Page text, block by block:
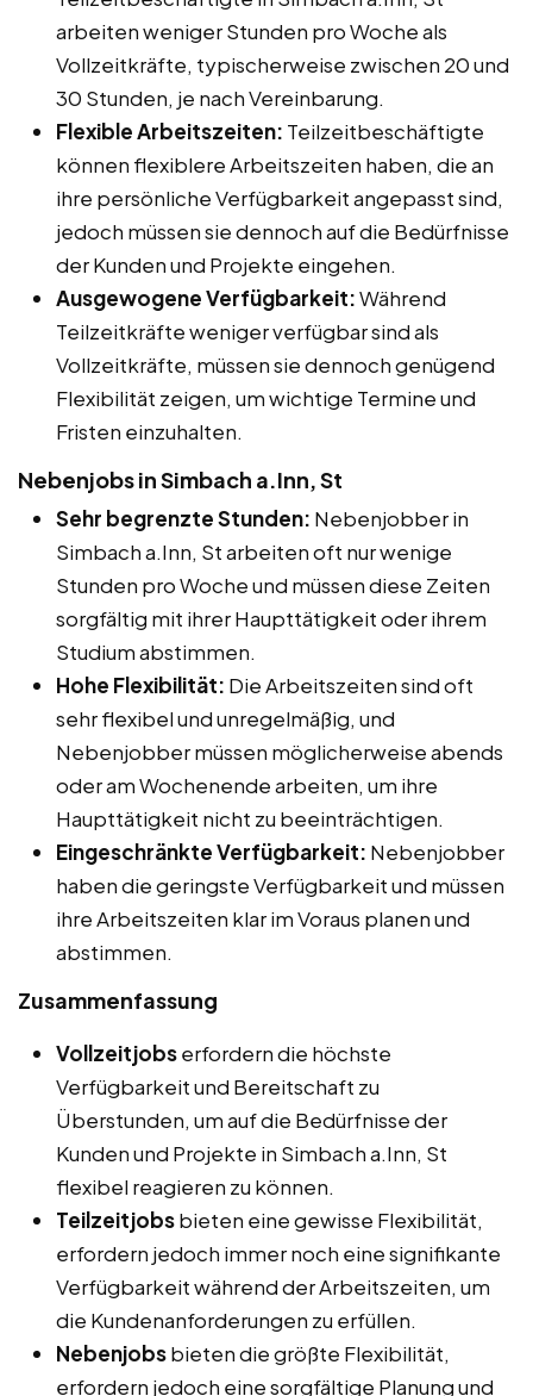
arbeiten weniger Stunden pro Woche als
Vollzeitkräfte, typischerweise zwischen 20 und
30 Stunden, je nach Vereinbarung.
Flexible Arbeitszeiten: Teilzeitbeschäftigte
können flexiblere Arbeitszeiten haben, die an
ihre persönliche Verfügbarkeit angepasst sind,
jedoch müssen sie dennoch auf die Bedürfnisse
der Kunden und Projekte eingehen.
Ausgewogene Verfügbarkeit:Während
Teilzeitkräfte weniger verfügbar sind als
Vollzeitkräfte, müssen sie dennoch genügend
Flexibilität zeigen, um wichtige Termine und
Fristen einzuhalten.
Nebenjobs in Simbach a.Inn, St
Sehr begrenzte Stunden: Nebenjobber in
Simbach a.Inn, St arbeiten oft nur wenige
Stunden pro Woche und müssen diese Zeiten
sorgfältig mit ihrer Haupttätigkeit oder ihrem
Studium abstimmen.
Hohe Flexibilität: Die Arbeitszeiten sind oft
sehr flexibel und unregelmäßig, und
Nebenjobber müssen möglicherweise abends
oder am Wochenende arbeiten, um ihre
Haupttätigkeit nicht zu beeinträchtigen.
Eingeschränkte Verfügbarkeit: Nebenjobber
haben die geringste Verfügbarkeit und müssen
ihre Arbeitszeiten klar im Voraus planen und
abstimmen.
Zusammenfassung
Vollzeitjobserfordern die höchste
Verfügbarkeit und Bereitschaft zu
Überstunden, um auf die Bedürfnisse der
Kunden und Projekte in Simbach a.Inn, St
flexibel reagieren zu können.
Teilzeitjobsbieten eine gewisse Flexibilität,
erfordern jedoch immer noch eine signifikante
Verfügbarkeit während der Arbeitszeiten, um
die Kundenanforderungen zu erfüllen.
Nebenjobsbieten die größte Flexibilität,
erfordern jedoch eine sorgfältige Planung und